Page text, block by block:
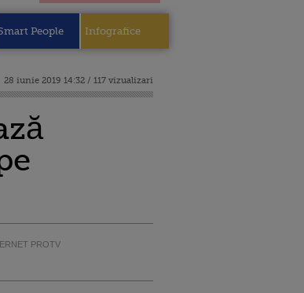
People Infografice
28 iunie 2019 14:32 / 117 vizualizari
PROTV